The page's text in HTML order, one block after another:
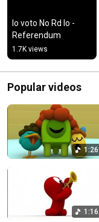
Io voto No Rd Io -
Referendum
1.7K views
Popular videos
1:26
1:16